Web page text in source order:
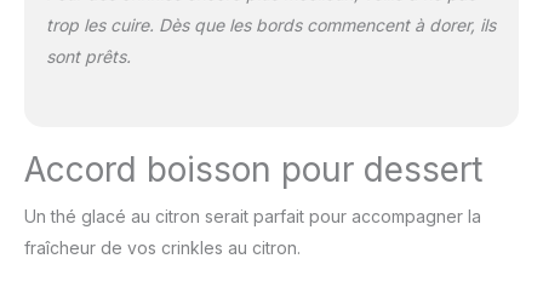
trop les cuire. Dès que les bords commencent à dorer, ils
sont prêts.
Accord boisson pour dessert
Un thé glacé au citron serait parfait pour accompagner la
fraîcheur de vos crinkles au citron.